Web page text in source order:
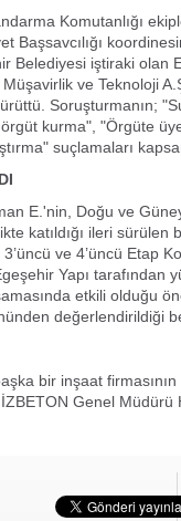
Komutanlığı
Başsavcılığı
Belediyesi iştiraki olan
ve Teknoloji
Soruşturmanın;
örgüt kurma", "Örgüte
suçlamaları
E.'nin, Doğu ve
katıldığı ileri sürülen
ve 4’üncü Etap
Yapı tarafından
etkili olduğu
değerlendirildiği
bir inşaat
İZBETON Genel Müdürü